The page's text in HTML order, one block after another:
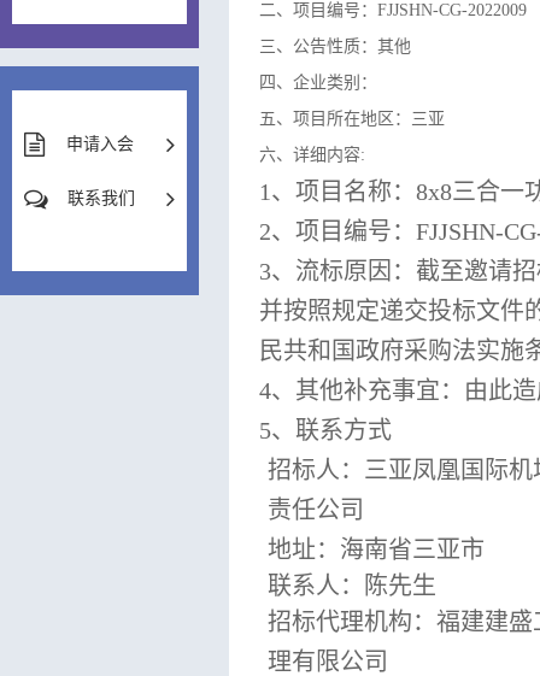
申请入会
联系我们
二、项目编号：FJJSHN-CG-2022009
三、公告性质：其他
四、企业类别：
五、项目所在地区：三亚
六、详细内容:
1 、项目名称： 8x8三合一
2、项目编号： FJJSHN-
3、流标原因：截至邀请
并按照规定递交投标文件
民共和国政府采购法实施
4、其他补充事宜：由此
5、联系方式
招标人：三亚凤凰国际机
责任公司
地址：海南省三亚市
联系人：陈先生
招标代理机构：福建建盛
理有限公司